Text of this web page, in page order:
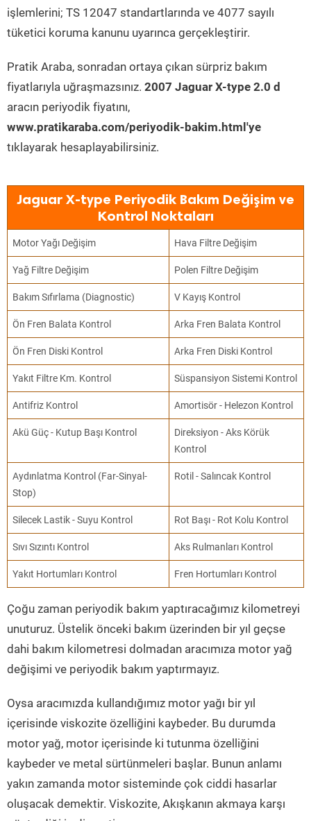
işlemlerini; TS 12047 standartlarında ve 4077 sayılı
tüketici koruma kanunu uyarınca gerçekleştirir.
Pratik Araba, sonradan ortaya çıkan sürpriz bakım
fiyatlarıyla uğraşmazsınız. 2007 Jaguar X-type 2.0 d
aracın periyodik fiyatını,
www.pratikaraba.com/periyodik-bakim.html'ye
tıklayarak hesaplayabilirsiniz.
Jaguar X-type Periyodik Bakım Değişim ve
Kontrol Noktaları
Motor Yağı Değişim Hava Filtre Değişim
Yağ Filtre Değişim Polen Filtre Değişim
Bakım Sıfırlama (Diagnostic) V Kayış Kontrol
Ön Fren Balata Kontrol Arka Fren Balata Kontrol
Ön Fren Diski Kontrol Arka Fren Diski Kontrol
Yakıt Filtre Km. Kontrol Süspansiyon Sistemi Kontrol
Antifriz Kontrol Amortisör - Helezon Kontrol
Akü Güç - Kutup Başı Kontrol
Direksiyon - Aks Körük
Kontrol
Aydınlatma Kontrol (Far-Sinyal-
Stop)
Rotil - Salıncak Kontrol
Silecek Lastik - Suyu Kontrol Rot Başı - Rot Kolu Kontrol
Sıvı Sızıntı Kontrol Aks Rulmanları Kontrol
Yakıt Hortumları Kontrol Fren Hortumları Kontrol
Çoğu zaman periyodik bakım yaptıracağımız kilometreyi
unuturuz. Üstelik önceki bakım üzerinden bir yıl geçse
dahi bakım kilometresi dolmadan aracımıza motor yağ
değişimi ve periyodik bakım yaptırmayız.
Oysa aracımızda kullandığımız motor yağı bir yıl
içerisinde viskozite özelliğini kaybeder. Bu durumda
motor yağ, motor içerisinde ki tutunma özelliğini
kaybeder ve metal sürtünmeleri başlar. Bunun anlamı
yakın zamanda motor sisteminde çok ciddi hasarlar
oluşacak demektir. Viskozite, Akışkanın akmaya karşı